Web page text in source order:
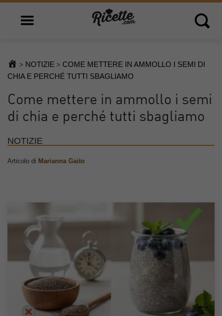
Open main menu Open
> NOTIZIE > COME METTERE IN AMMOLLO I SEMI DI
CHIA E PERCHÉ TUTTI SBAGLIAMO
Come mettere in ammollo i semi
di chia e perché tutti sbagliamo
NOTIZIE
Articolo di Marianna Gaito